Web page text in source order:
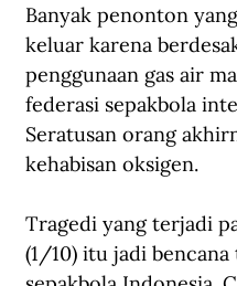
Banyak penonton
keluar karena
penggunaan gas air
federasi sepakbola
Seratusan orang
kehabisan oksigen.
Tragedi yang terjadi
(1/10) itu jadi